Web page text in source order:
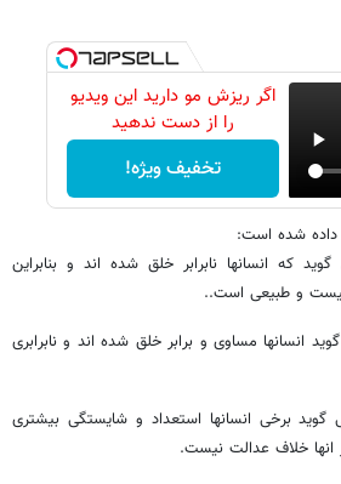
اگر ریزش مو دارید این ویدیو
را از دست ندهید
تخفیف ویژه!
داده شده است:
که انسانها نابرابر خلق شده اند و بنابراین
نیست و طبیعی است..
انسانها مساوی و برابر خلق شده اند و نابرابری
گوید برخی انسانها استعداد و شایستگی بیشتری
انها خلاف عدالت نیست.